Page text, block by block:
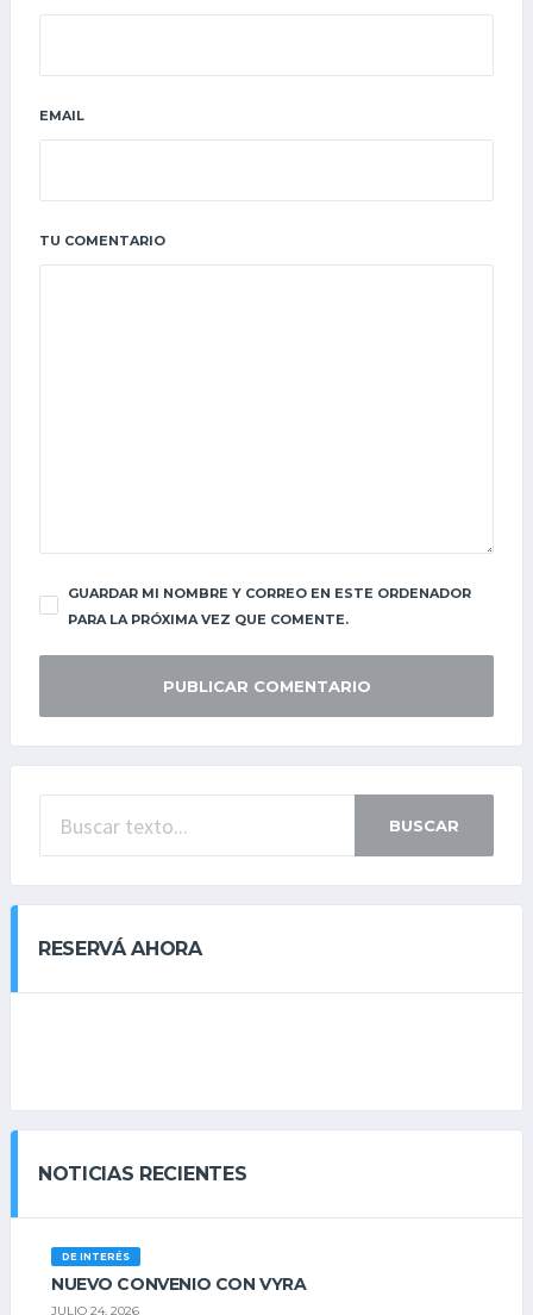
EMAIL
TU COMENTARIO
GUARDAR MI NOMBRE Y CORREO EN ESTE ORDENADOR
PARA LA PRÓXIMA VEZ QUE COMENTE.
BUSCAR
RESERVÁ AHORA
NOTICIAS RECIENTES
DE INTERÉS
NUEVO CONVENIO CON VYRA
JULIO 24, 2026